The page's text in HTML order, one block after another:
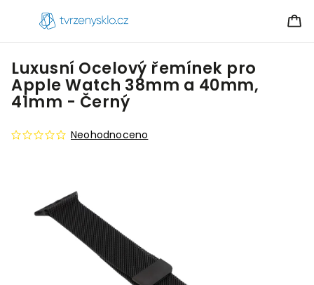
Luxusní Ocelový řemínek pro
Apple Watch 38mm a 40mm,
41mm - Černý
Neohodnoceno